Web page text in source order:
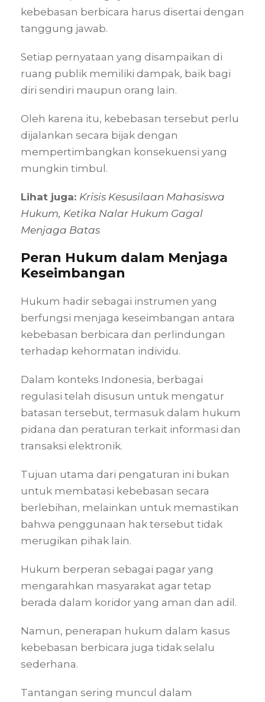
kebebasan berbicara harus disertai dengan
tanggung jawab.
Setiap pernyataan yang disampaikan di
ruang publik memiliki dampak, baik bagi
diri sendiri maupun orang lain.
Oleh karena itu, kebebasan tersebut perlu
dijalankan secara bijak dengan
mempertimbangkan konsekuensi yang
mungkin timbul.
Lihat juga: Krisis Kesusilaan Mahasiswa
Hukum, Ketika Nalar Hukum Gagal
Menjaga Batas
Peran Hukum dalam Menjaga
Keseimbangan
Hukum hadir sebagai instrumen yang
berfungsi menjaga keseimbangan antara
kebebasan berbicara dan perlindungan
terhadap kehormatan individu.
Dalam konteks Indonesia, berbagai
regulasi telah disusun untuk mengatur
batasan tersebut, termasuk dalam hukum
pidana dan peraturan terkait informasi dan
transaksi elektronik.
Tujuan utama dari pengaturan ini bukan
untuk membatasi kebebasan secara
berlebihan, melainkan untuk memastikan
bahwa penggunaan hak tersebut tidak
merugikan pihak lain.
Hukum berperan sebagai pagar yang
mengarahkan masyarakat agar tetap
berada dalam koridor yang aman dan adil.
Namun, penerapan hukum dalam kasus
kebebasan berbicara juga tidak selalu
sederhana.
Tantangan sering muncul dalam